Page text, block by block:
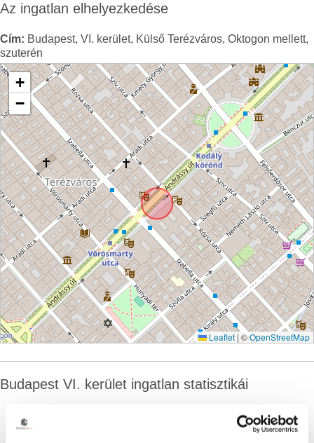
Az ingatlan elhelyezkedése
Cím: Budapest, VI. kerület, Külső Terézváros, Oktogon mellett,
szuterén
+
−
Leaflet | ©OpenStreetMap
Budapest VI. kerület ingatlan statisztikái